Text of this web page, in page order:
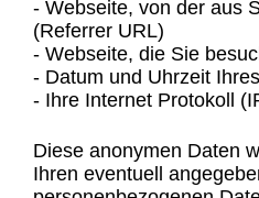
- Webseite, von der aus
(Referrer URL)
- Webseite, die Sie
- Datum und Uhrzeit
- Ihre Internet Protokoll
Diese anonymen Daten
Ihren eventuell